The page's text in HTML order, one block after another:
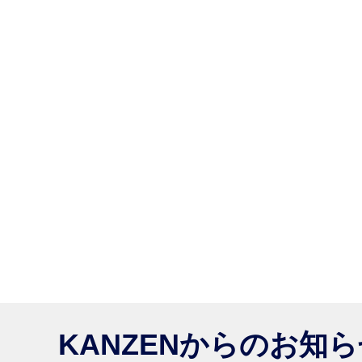
KANZENからのお知